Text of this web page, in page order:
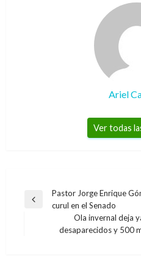
Ariel
Ver todas
Navegación
entradas
Entrada
Pastor Jorge Enrique
curul en el Senado
Entrada
Ola invernal deja
desaparecidos y 500